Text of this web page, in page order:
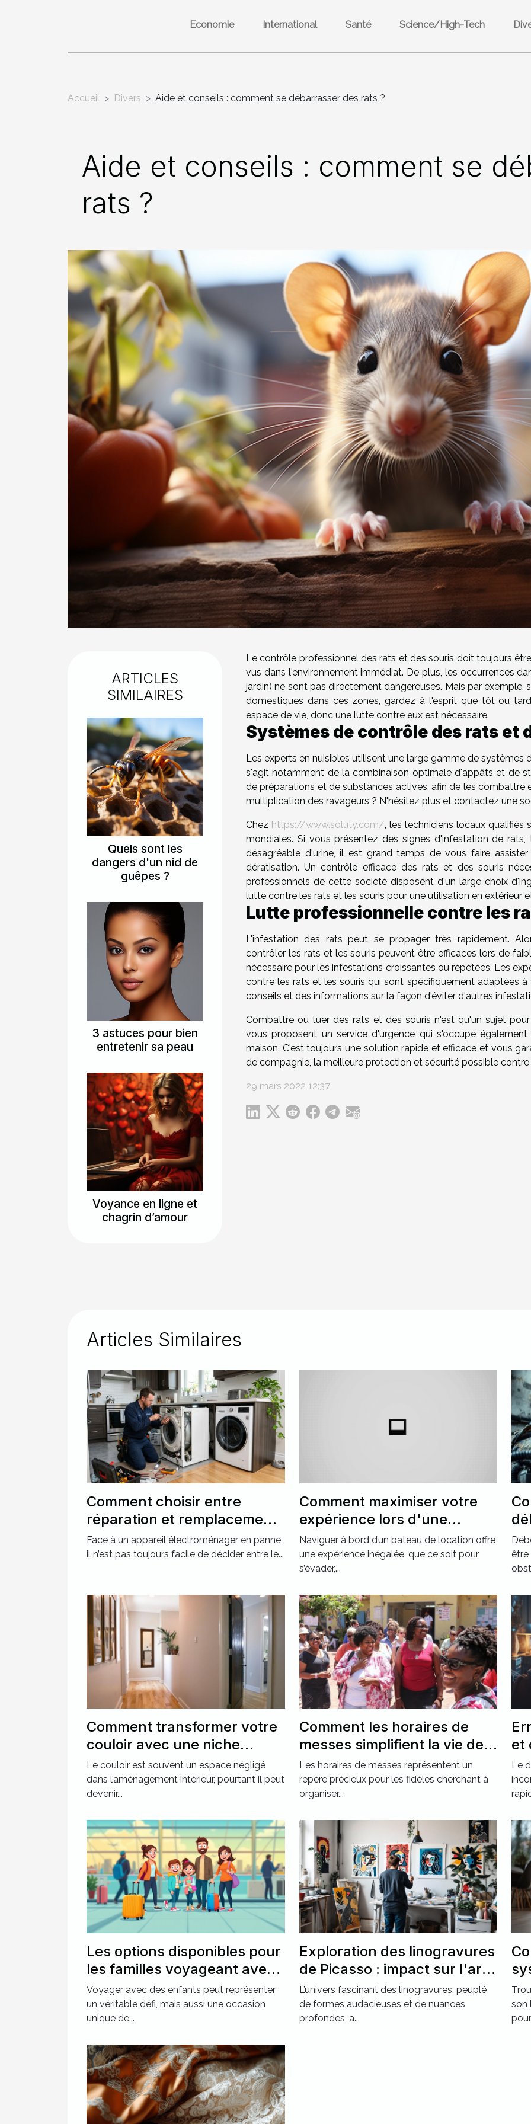
Economie International Santé Science/High-Tech
Accueil Divers Aide et conseils : comment se débarrasser des rats ?
Aide et conseils : comment se
rats ?
ARTICLES
SIMILAIRES
Quels sont les
dangers d'un nid de
guêpes ?
3 astuces pour bien
entretenir sa peau
Voyance en ligne et
chagrin d’amour
Le contrôle professionnel des rats et des souris doit toujours
vus dans l'environnement immédiat. De plus, les occurrences
jardin) ne sont pas directement dangereuses. Mais par exemple,
domestiques dans ces zones, gardez à l'esprit que tôt ou
espace de vie, donc une lutte contre eux est nécessaire.
Systèmes de contrôle des rats et
Les experts en nuisibles utilisent une large gamme de systèmes
s'agit notamment de la combinaison optimale d'appâts et de
de préparations et de substances actives, afin de les
multiplication des ravageurs ? N'hésitez plus et contactez une
Chez https://www.soluty.com/, les techniciens locaux
mondiales. Si vous présentez des signes d'infestation de
désagréable d'urine, il est grand temps de vous faire
dératisation. Un contrôle efficace des rats et des souris
professionnels de cette société disposent d'un large choix
lutte contre les rats et les souris pour une utilisation en extérieur
Lutte professionnelle contre les
L'infestation des rats peut se propager très rapidement.
contrôler les rats et les souris peuvent être efficaces lors de
nécessaire pour les infestations croissantes ou répétées. Les
contre les rats et les souris qui sont spécifiquement adaptées
conseils et des informations sur la façon d'éviter d'autres
Combattre ou tuer des rats et des souris n'est qu'un sujet
vous proposent un service d'urgence qui s'occupe
maison. C'est toujours une solution rapide et efficace et vous
de compagnie, la meilleure protection et sécurité possible contre
29 mars 2022 12:37
Articles Similaires
Comment choisir entre
réparation et remplacement
pour votre électroménager ?
Face à un appareil électroménager en panne,
il n’est pas toujours facile de décider entre le...
Comment maximiser votre
expérience lors d'une
location de bateau ?
Naviguer à bord d’un bateau de location offre
une expérience inégalée, que ce soit pour
s’évader,...
être
Comment transformer votre
couloir avec une niche
murale ?
Le couloir est souvent un espace négligé
dans l’aménagement intérieur, pourtant il peut
devenir...
Comment les horaires de
messes simplifient la vie des
pratiquants ?
Les horaires de messes représentent un
repère précieux pour les fidèles cherchant à
organiser...
et
Le
Les options disponibles pour
les familles voyageant avec
des enfants
Voyager avec des enfants peut représenter
un véritable défi, mais aussi une occasion
unique de...
Exploration des linogravures
de Picasso : impact sur l'art
moderne ?
L’univers fascinant des linogravures, peuplé
de formes audacieuses et de nuances
profondes, a...
son